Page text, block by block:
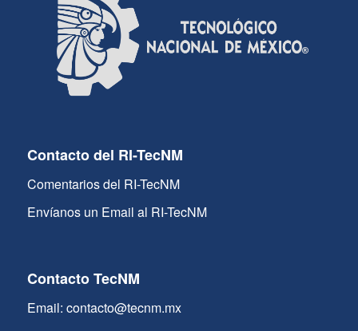
Contacto del RI-TecNM
Comentarios del RI-TecNM
Envíanos un Email al RI-TecNM
Contacto TecNM
Email: contacto@tecnm.mx